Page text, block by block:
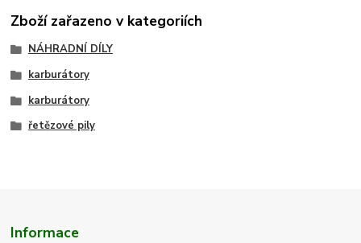
Zboží zařazeno v kategoriích
NÁHRADNÍ DÍLY
karburátory
karburátory
řetězové pily
Informace